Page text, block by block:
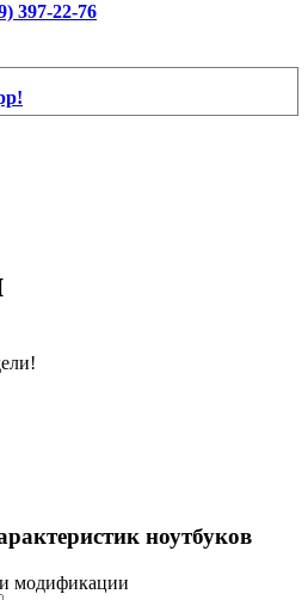
397-22-76
ноутбуков
и модификации